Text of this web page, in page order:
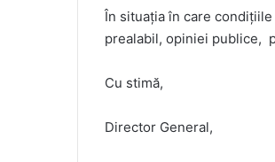
În situația în care
prealabil, opiniei publice,
Cu stimă,
Director General,